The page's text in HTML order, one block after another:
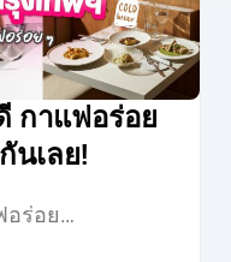
กาแฟอร่อย
นเลย!
อร่อย…